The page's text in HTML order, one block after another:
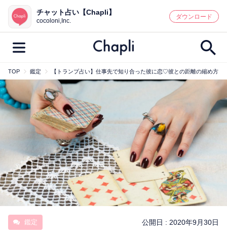
鑑定記事・占い師検索
最新記事一覧
人気記事一覧
カテゴリー別
占い師 キャンペーン
キーワード別
彼の気持ち 恋の行方 時期
今週の運勢 彼氏 片思い 結婚
相性
チャット占い【Chapli】
cocoloni,Inc.
ダウンロード
TOP 鑑定 【トランプ占い】仕事先で知り合った彼に恋♡彼との距離の縮め方
鑑定 公開日 : 2020年9月30日